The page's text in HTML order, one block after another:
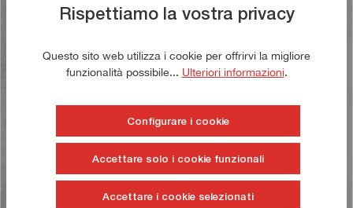
Valutazione media di 4.9 su 5 stelle
Mandrino di prova MK3, 245 mm
Rispettiamo la vostra privacy
Questo sito web utilizza i cookie per offrirvi la migliore
funzionalità possibile... Ulteriori informazioni.
Configurare i cookie
Accettare solo i cookie funzionali
Accettare i cookie selezionati